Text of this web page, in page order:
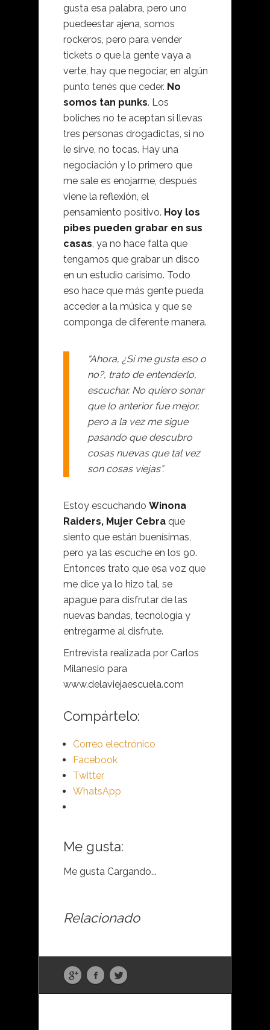
gusta esa palabra, pero uno
puedeestar ajena, somos
rockeros, pero para vender
tickets o que la gente vaya a
verte, hay que negociar, en algún
punto tenés que ceder. No
somos tan punks. Los
boliches no te aceptan si llevas
tres personas drogadictas, si no
le sirve, no tocas. Hay una
negociación y lo primero que
me sale es enojarme, después
viene la reflexión, el
pensamiento positivo. Hoy los
pibes pueden grabar en sus
casas, ya no hace falta que
tengamos que grabar un disco
en un estudio carisimo. Todo
eso hace que más gente pueda
acceder a la música y que se
componga de diferente manera.
“Ahora, ¿Si me gusta eso o
no?, trato de entenderlo,
escuchar. No quiero sonar
que lo anterior fue mejor,
pero a la vez me sigue
pasando que descubro
cosas nuevas que tal vez
son cosas viejas”.
Estoy escuchando Winona
Raiders, Mujer Cebra que
siento que están buenísimas,
pero ya las escuche en los 90.
Entonces trato que esa voz que
me dice ya lo hizo tal, se
apague para disfrutar de las
nuevas bandas, tecnología y
entregarme al disfrute.
Entrevista realizada por Carlos
Milanesio para
www.delaviejaescuela.com
Compártelo:
Correo electrónico
Facebook
Twitter
WhatsApp
Me gusta:
Me gusta Cargando...
Relacionado